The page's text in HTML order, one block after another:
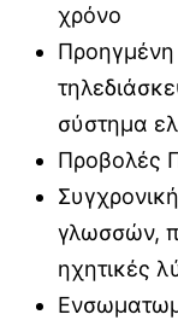
χρόνο
Προηγμένη
σύστημα
Προβολές
γλωσσών,
ηχητικές